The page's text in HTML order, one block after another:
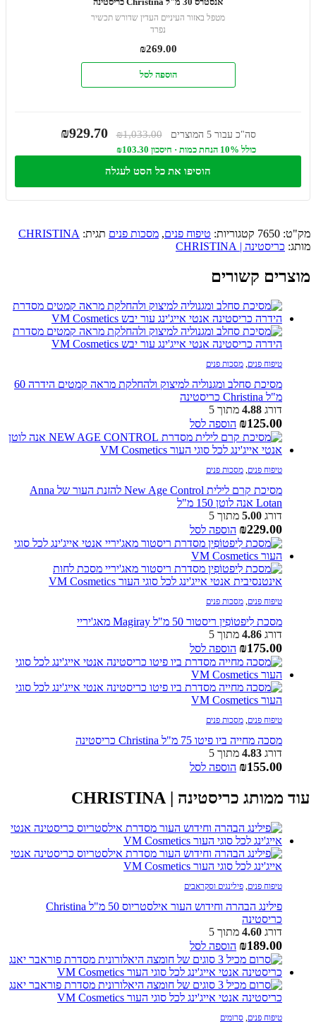
מטפל באזור העיניים העדין שדורש תכשיר
נפרד
₪269.00
הוספה לסל
סה"כ עבור 5 המוצרים ₪1,033.00
₪929.70
כולל 10% הנחת כמות · חיסכון ₪103.30
הוסיפו את כל הסט לעגלה
מק"ט: 7650 קטגוריות: טיפוח פנים, מסכות פנים תגית: CHRISTINA
מותג: כריסטינה | CHRISTINA
מוצרים קשורים
טיפוח פנים, מסכות פנים
מסיכת סחלב ומגנוליה למיצוק ולהחלקת מראה קמטים הידרה 60
מ"ל Christina כריסטינה
דורג 4.88 מתוך 5
₪125.00 הוספה לסל
טיפוח פנים, מסכות פנים
מסיכת קרם לילית New Age Control להזנת העור של Anna
Lotan אנה לוטן 150 מ"ל
דורג 5.00 מתוך 5
₪229.00 הוספה לסל
טיפוח פנים, מסכות פנים
מסכת לִיפטוֹפִין ריסטור 50 מ"ל Magiray מאג'יריי
דורג 4.86 מתוך 5
₪175.00 הוספה לסל
טיפוח פנים, מסכות פנים
מסכה מחייה ביו פיטו 75 מ"ל Christina כריסטינה
דורג 4.83 מתוך 5
₪155.00 הוספה לסל
עוד ממותג כריסטינה | CHRISTINA
טיפוח פנים, פילינגים וסקראבים
פילינג הבהרה וחידוש העור אילסטריוס 50 מ"ל Christina
כריסטינה
דורג 4.60 מתוך 5
₪189.00 הוספה לסל
טיפוח פנים, סרומים